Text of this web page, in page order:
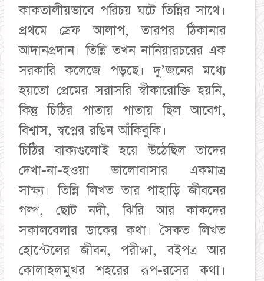
কাকতালীয়ভাবে পরিচয় ঘটে তিন্নির সাথে।
প্রথমে স্রেফ আলাপ, তারপর ঠিকানার
আদানপ্রদান। তিন্নি তখন নানিয়ারচরের এক
সরকারি কলেজে পড়ছে। দু’জনের মধ্যে
হয়তো প্রেমের সরাসরি স্বীকারোক্তি হয়নি,
কিন্তু চিঠির পাতায় পাতায় ছিল আবেগ,
বিশ্বাস, স্বপ্নের রঙিন আঁকিবুকি।
চিঠির বাক্যগুলোই হয়ে উঠেছিল তাদের
দেখা-না-হওয়া ভালোবাসার একমাত্র
সাক্ষ্য। তিন্নি লিখত তার পাহাড়ি জীবনের
গল্প, ছোট নদী, ঝিরি আর কাকদের
সকালবেলার ডাকের কথা। সৈকত লিখত
হোস্টেলের জীবন, পরীক্ষা, বইপত্র আর
কোলাহলমুখর শহরের রূপ-রসের কথা।